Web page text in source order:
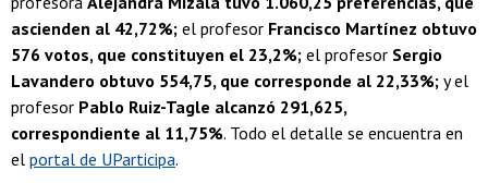
ascienden al 42,72%; el profesor Francisco Martínez obtuvo
576 votos, que constituyen el 23,2%; el profesor Sergio
Lavandero obtuvo 554,75, que corresponde al 22,33%; y el
profesor Pablo Ruiz-Tagle alcanzó 291,625,
correspondiente al 11,75%. Todo el detalle se encuentra en
el portal de UParticipa.